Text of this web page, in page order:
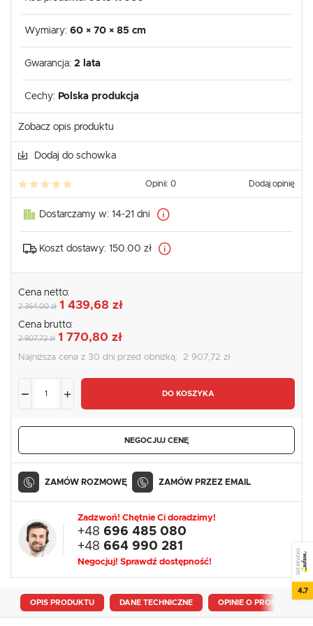
Wymiary: 60 × 70 × 85 cm
Gwarancja: 2 lata
Cechy: Polska produkcja
Zobacz opis produktu
Dodaj do schowka
Opinii: 0 Dodaj opinię
Dostarczamy w: 14-21 dni
Koszt dostawy: 150.00 zł
Cena netto:
2 364,00 zł 1 439,68 zł
Cena brutto:
2 907,72 zł 1 770,80 zł
Najniższa cena z 30 dni przed obniżką: 2 907,72 zł
DO KOSZYKA
NEGOCJUJ CENĘ
ZAMÓW ROZMOWĘ ZAMÓW PRZEZ EMAIL
Zadzwoń! Chętnie Ci doradzimy!
+48 696 485 080
+48 664 990 281
Negocjuj! Sprawdź dostępność!
OPIS PRODUKTU DANE TECHNICZNE OPINIE O PRODUKCIE
SEE REVIEWS
4.7